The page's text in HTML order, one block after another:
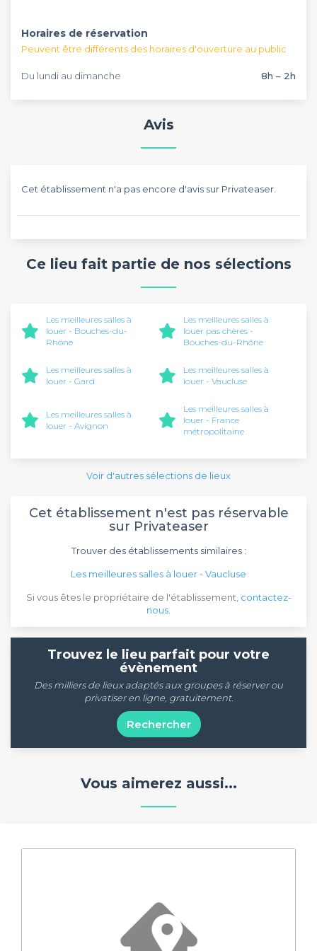
Horaires de réservation
Peuvent être différents des horaires d'ouverture au public
Du lundi au dimanche 8h – 2h
Avis
Cet établissement n'a pas encore d'avis sur Privateaser.
Ce lieu fait partie de nos sélections
Les meilleures salles à
louer - Bouches-du-
Rhône
Les meilleures salles à
louer pas chères -
Bouches-du-Rhône
Les meilleures salles à
louer - Gard
Les meilleures salles à
louer - Vaucluse
Les meilleures salles à
louer - Avignon
Les meilleures salles à
louer - France
métropolitaine
Voir d'autres sélections de lieux
Cet établissement n'est pas réservable
sur Privateaser
Trouver des établissements similaires :
Les meilleures salles à louer - Vaucluse
Si vous êtes le propriétaire de l'établissement, contactez-
nous
Trouvez le lieu parfait pour votre
évènement
Des milliers de lieux adaptés aux groupes à réserver ou
privatiser en ligne, gratuitement.
Rechercher
Vous aimerez aussi...